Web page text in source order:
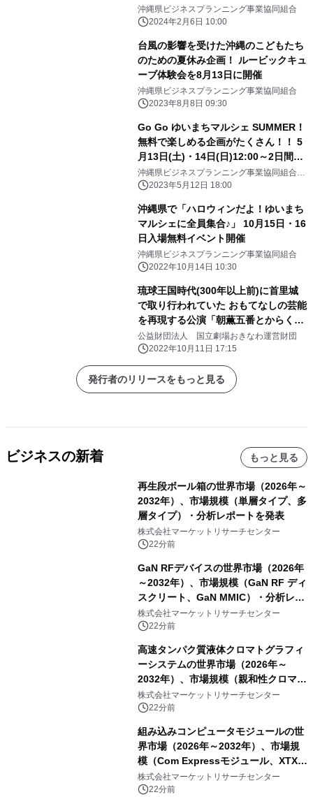
沖縄県ビジネスプランニング事業協同組合
2024年2月6日 10:00
台風の影響を受けた沖縄のこどもたち
のための夏休み企画！ ルービックキュ
ーブ体験会を8月13日に開催
沖縄県ビジネスプランニング事業協同組合
2023年8月8日 09:30
Go Go ゆいまちマルシェ SUMMER！
無料で楽しめる企画がたくさん！！ 5
月13日(土)・14日(日)12:00～2日間開
催
沖縄県ビジネスプランニング事業協同組合、
ゆいまちマルシェ開催事務局
2023年5月12日 18:00
沖縄県で「ハロウィンだよ！ゆいまち
マルシェに全員集合♪」 10月15日・16
日入場無料イベント開催
沖縄県ビジネスプランニング事業協同組合
2022年10月14日 10:30
琉球王国時代(300年以上前)に首里城
で取り行われていた おもてなしの芸能
を再現する公演「朝薫五番とからくり
花火」 2022年10月14日(金)～16日
(日)3夜連続上演
公益財団法人 国立劇場おきなわ運営財団
2022年10月11日 17:15
発行者のリリースをもっと見る
ビジネスの新着 もっと見る
再生段ボール箱の世界市場（2026年～
2032年）、市場規模（単層タイプ、多
層タイプ）・分析レポートを発表
株式会社マーケットリサーチセンター
22分前
GaN RFデバイスの世界市場（2026年
～2032年）、市場規模（GaN RF ディ
スクリート、GaN MMIC）・分析レポ
ートを発表
株式会社マーケットリサーチセンター
22分前
高速タンパク質液体クロマトグラフィ
ーシステムの世界市場（2026年～
2032年）、市場規模（親和性クロマト
グラフィー、イオン交換クロマトグラ
フィー、疎水性相互作用クロマトグラ
フィー、サイズ排除クロマトグラフィ
ー、その他）・分析レポートを発表
株式会社マーケットリサーチセンター
22分前
組み込みコンピュータモジュールの世
界市場（2026年～2032年）、市場規
模（Com Expressモジュール、XTXモ
ジュール、ETXモジュール、Qeven
(Q7) モジュール、その他）・分析レポ
株式会社マーケットリサーチセンター
22分前